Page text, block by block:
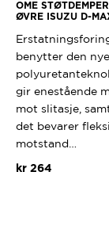
OME
ØVRE ISUZU D-
benytter den
gir enestående
mot slitasje,
det bevarer
motstand…
kr264